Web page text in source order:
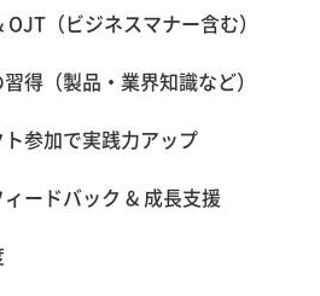
（ビジネスマナー含む）
得（製品・業界知識など）
参加で実践力アップ
ードバック & 成長支援